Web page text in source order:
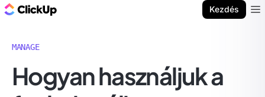
Kezdés
MANAGE
Hogyan használjuk a